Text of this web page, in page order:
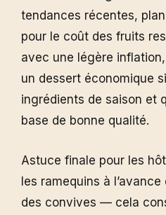
tendances récentes,
pour le coût des fruits
avec une légère
un dessert économique
ingrédients de saison et
base de bonne qualité.
Astuce finale pour les
les ramequins à
des convives — cela